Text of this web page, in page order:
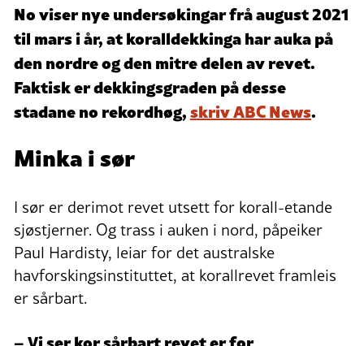
No viser nye undersøkingar frå august 2021
til mars i år, at koralldekkinga har auka på
den nordre og den mitre delen av revet.
Faktisk er dekkingsgraden på desse
stadane no rekordhøg,skriv ABC News.
Minka i sør
I sør er derimot revet utsett for korall-etande
sjøstjerner. Og trass i auken i nord, påpeiker
Paul Hardisty, leiar for det australske
havforskingsinstituttet, at korallrevet framleis
er sårbart.